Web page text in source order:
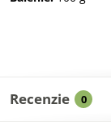
Recenzie 0